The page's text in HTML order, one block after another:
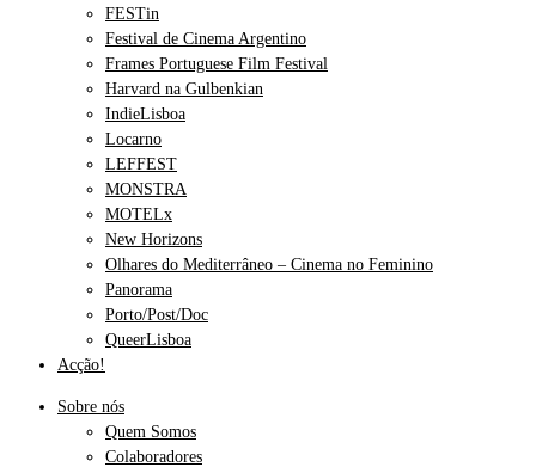
FESTin
Festival de Cinema Argentino
Frames Portuguese Film Festival
Harvard na Gulbenkian
IndieLisboa
Locarno
LEFFEST
MONSTRA
MOTELx
New Horizons
Olhares do Mediterrâneo – Cinema no Feminino
Panorama
Porto/Post/Doc
QueerLisboa
Acção!
Sobre nós
Quem Somos
Colaboradores